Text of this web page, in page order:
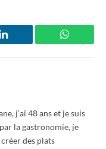
LinkedIn
j'ai 48 ans et je suis
la gastronomie, je
des plats